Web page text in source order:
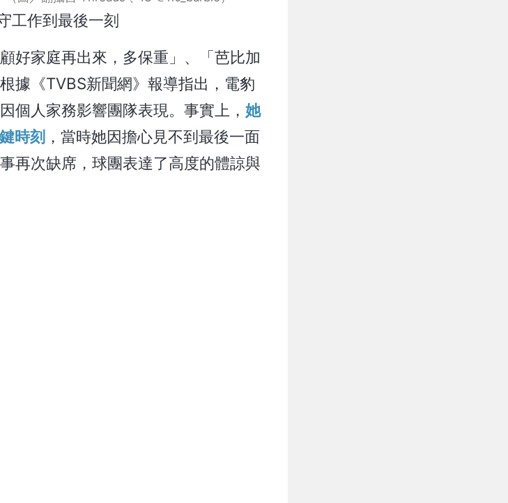
工作到最後一刻
好家庭再出來，多保重」、「芭比加
據《TVBS新聞網》報導指出，電豹
個人家務影響團隊表現。事實上，她
時刻 ，當時她因擔心見不到最後一面
再次缺席，球團表達了高度的體諒與